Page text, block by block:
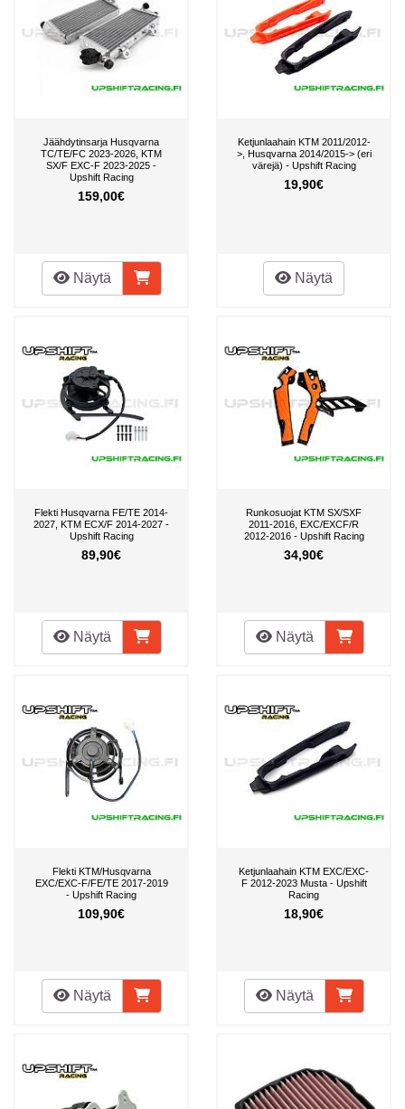
Jäähdytinsarja Husqvarna
TC/TE/FC 2023-2026, KTM
SX/F EXC-F 2023-2025 -
Upshift Racing
159,00€
Näytä
Ketjunlaahain KTM 2011/2012-
>, Husqvarna 2014/2015-> (eri
värejä) - Upshift Racing
19,90€
Näytä
Flekti Husqvarna FE/TE 2014-
2027, KTM ECX/F 2014-2027 -
Upshift Racing
89,90€
Näytä
Runkosuojat KTM SX/SXF
2011-2016, EXC/EXCF/R
2012-2016 - Upshift Racing
34,90€
Näytä
Flekti KTM/Husqvarna
EXC/EXC-F/FE/TE 2017-2019
- Upshift Racing
109,90€
Näytä
Ketjunlaahain KTM EXC/EXC-
F 2012-2023 Musta - Upshift
Racing
18,90€
Näytä